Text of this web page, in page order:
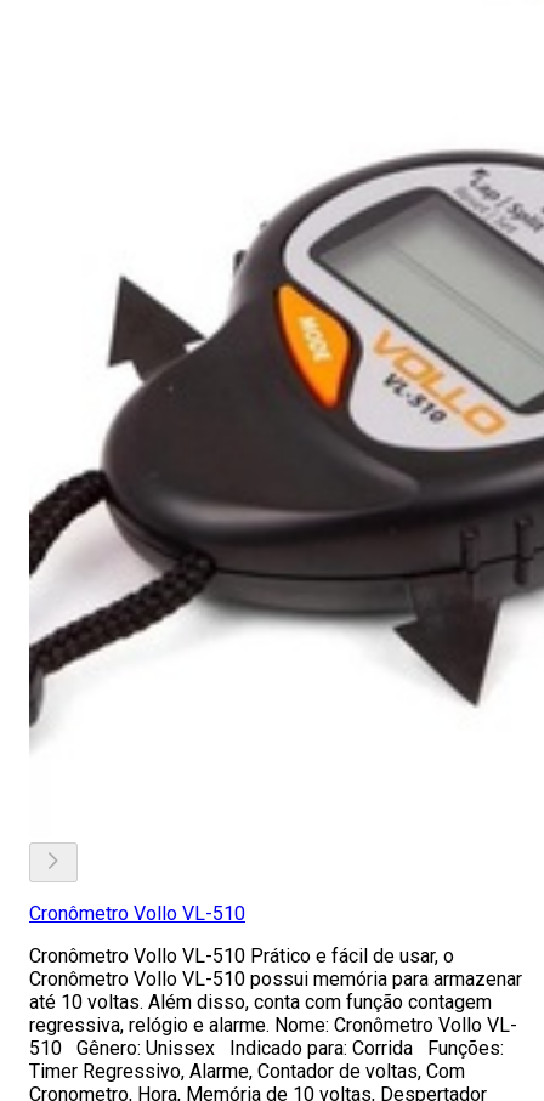
Cronômetro Vollo VL-510
Cronômetro Vollo VL-510 Prático e fácil de usar, o
Cronômetro Vollo VL-510 possui memória para armazenar
até 10 voltas. Além disso, conta com função contagem
regressiva, relógio e alarme. Nome: Cronômetro Vollo VL-
510 Gênero: Unissex Indicado para: Corrida Funções:
Timer Regressivo, Alarme, Contador de voltas, Com
Cronometro, Hora, Memória de 10 voltas, Despertador